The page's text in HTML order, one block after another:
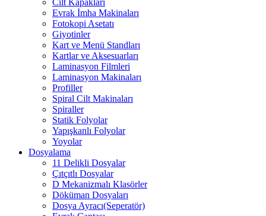
Cilt Kapakları
Evrak İmha Makinaları
Fotokopi Asetatı
Giyotinler
Kart ve Menü Standları
Kartlar ve Aksesuarları
Laminasyon Filmleri
Laminasyon Makinaları
Profiller
Spiral Cilt Makinaları
Spiraller
Statik Folyolar
Yapışkanlı Folyolar
Yoyolar
Dosyalama
11 Delikli Dosyalar
Çıtçıtlı Dosyalar
D Mekanizmalı Klasörler
Döküman Dosyaları
Dosya Ayracı(Seperatör)